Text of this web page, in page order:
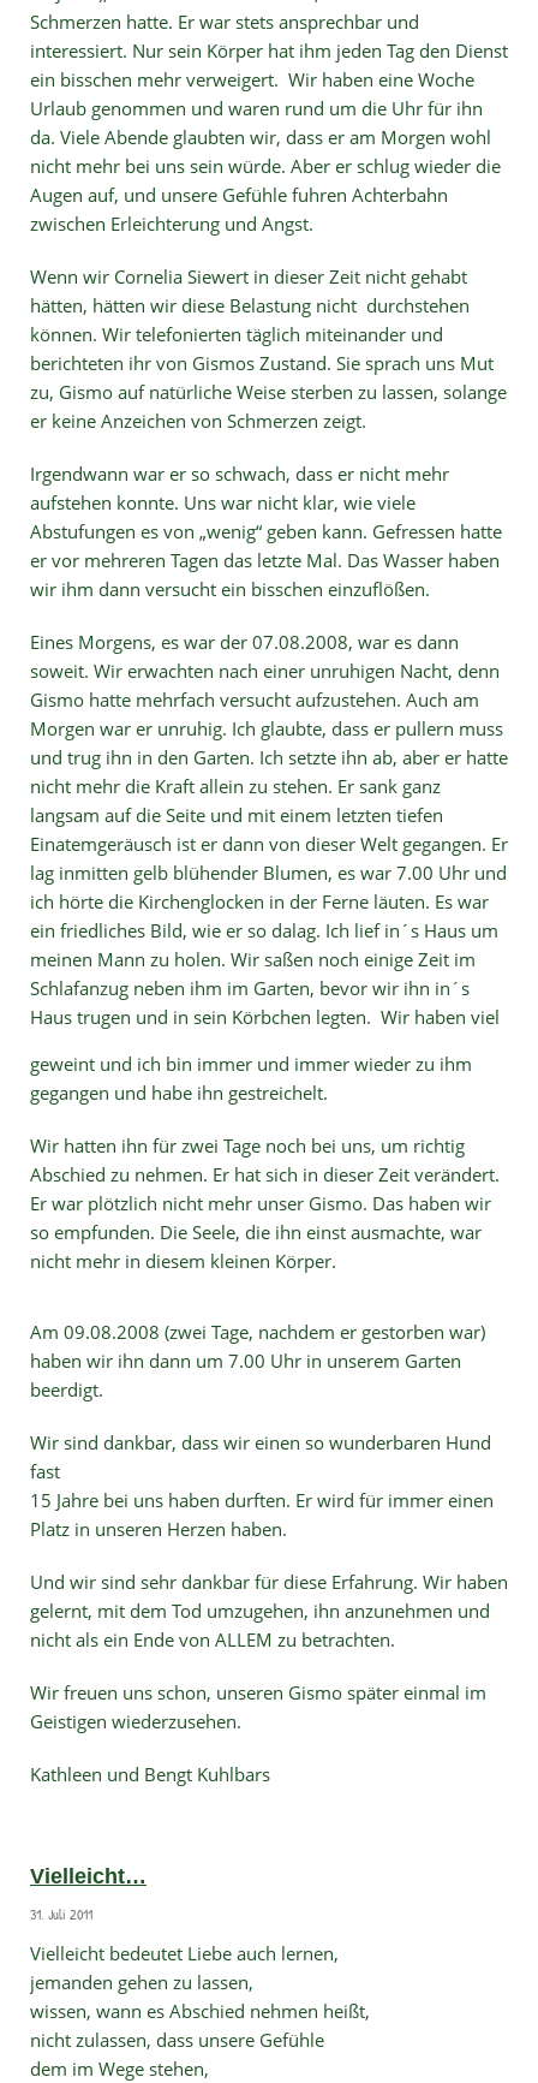
Schmerzen hatte. Er war stets ansprechbar und
interessiert. Nur sein Körper hat ihm jeden Tag den Dienst
ein bisschen mehr verweigert. Wir haben eine Woche
Urlaub genommen und waren rund um die Uhr für ihn
da. Viele Abende glaubten wir, dass er am Morgen wohl
nicht mehr bei uns sein würde. Aber er schlug wieder die
Augen auf, und unsere Gefühle fuhren Achterbahn
zwischen Erleichterung und Angst.
Wenn wir Cornelia Siewert in dieser Zeit nicht gehabt
hätten, hätten wir diese Belastung nicht durchstehen
können. Wir telefonierten täglich miteinander und
berichteten ihr von Gismos Zustand. Sie sprach uns Mut
zu, Gismo auf natürliche Weise sterben zu lassen, solange
er keine Anzeichen von Schmerzen zeigt.
Irgendwann war er so schwach, dass er nicht mehr
aufstehen konnte. Uns war nicht klar, wie viele
Abstufungen es von „wenig“ geben kann. Gefressen hatte
er vor mehreren Tagen das letzte Mal. Das Wasser haben
wir ihm dann versucht ein bisschen einzuflößen.
Eines Morgens, es war der 07.08.2008, war es dann
soweit. Wir erwachten nach einer unruhigen Nacht, denn
Gismo hatte mehrfach versucht aufzustehen. Auch am
Morgen war er unruhig. Ich glaubte, dass er pullern muss
und trug ihn in den Garten. Ich setzte ihn ab, aber er hatte
nicht mehr die Kraft allein zu stehen. Er sank ganz
langsam auf die Seite und mit einem letzten tiefen
Einatemgeräusch ist er dann von dieser Welt gegangen. Er
lag inmitten gelb blühender Blumen, es war 7.00 Uhr und
ich hörte die Kirchenglocken in der Ferne läuten. Es war
ein friedliches Bild, wie er so dalag. Ich lief in´s Haus um
meinen Mann zu holen. Wir saßen noch einige Zeit im
Schlafanzug neben ihm im Garten, bevor wir ihn in´s
Haus trugen und in sein Körbchen legten. Wir haben viel
geweint und ich bin immer und immer wieder zu ihm
gegangen und habe ihn gestreichelt.
Wir hatten ihn für zwei Tage noch bei uns, um richtig
Abschied zu nehmen. Er hat sich in dieser Zeit verändert.
Er war plötzlich nicht mehr unser Gismo. Das haben wir
so empfunden. Die Seele, die ihn einst ausmachte, war
nicht mehr in diesem kleinen Körper.
Am 09.08.2008 (zwei Tage, nachdem er gestorben war)
haben wir ihn dann um 7.00 Uhr in unserem Garten
beerdigt.
Wir sind dankbar, dass wir einen so wunderbaren Hund
fast
15 Jahre bei uns haben durften. Er wird für immer einen
Platz in unseren Herzen haben.
Und wir sind sehr dankbar für diese Erfahrung. Wir haben
gelernt, mit dem Tod umzugehen, ihn anzunehmen und
nicht als ein Ende von ALLEM zu betrachten.
Wir freuen uns schon, unseren Gismo später einmal im
Geistigen wiederzusehen.
Kathleen und Bengt Kuhlbars
Vielleicht…
31. Juli 2011
Vielleicht bedeutet Liebe auch lernen,
jemanden gehen zu lassen,
wissen, wann es Abschied nehmen heißt,
nicht zulassen, dass unsere Gefühle
dem im Wege stehen,